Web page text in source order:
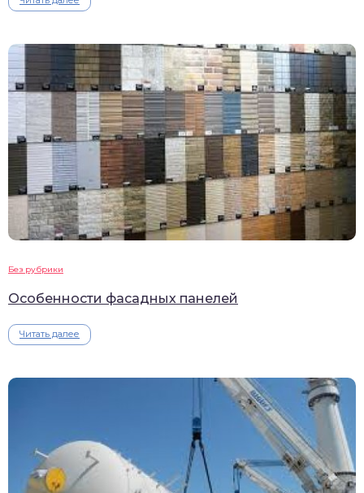
Без рубрики
Особенности фасадных панелей
Читать далее